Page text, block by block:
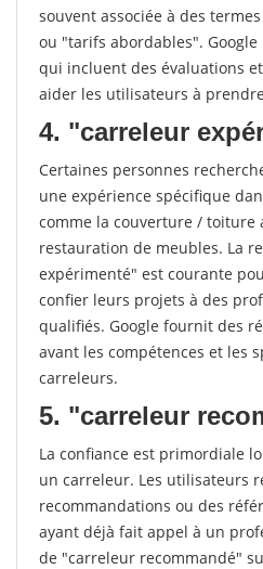
souvent associée à des
ou "tarifs abordables".
qui incluent des évaluations
aider les utilisateurs à
4. "carreleur
Certaines personnes
une expérience spécifique
comme la couverture / toiture
restauration de meubles. La
expérimenté" est courante
confier leurs projets à des
qualifiés. Google fournit des
avant les compétences et les
carreleurs.
5. "carreleur
La confiance est primordiale
un carreleur. Les utilisateurs
recommandations ou des
ayant déjà fait appel à un
de "carreleur recommandé"